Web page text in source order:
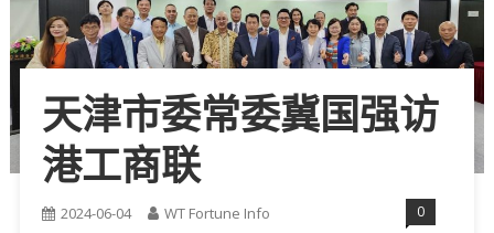
天津市委常委冀国强访
港工商联
2024-06-04 WT Fortune Info 0